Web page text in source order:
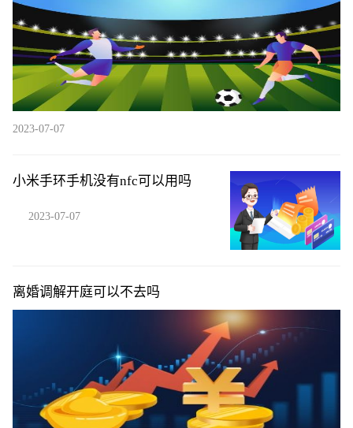
2023-07-07
小米手环手机没有nfc可以用吗
2023-07-07
离婚调解开庭可以不去吗